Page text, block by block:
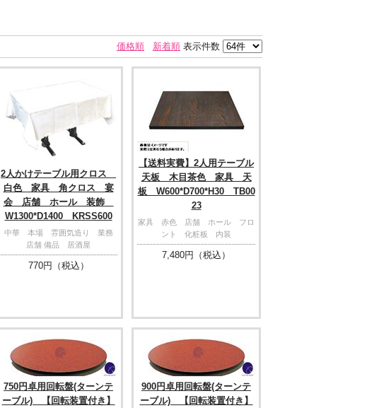
価格順 新着順 表示件数
2人かけテーブル用クロス
白色 家具 角クロス 宴
会 店舗 ホール 装飾
W1300*D1400 KRSS600
中華 本場 雰囲気造り 業務
店舗 備品 居酒屋
770円（税込）
【送料実費】2人用テーブル
天板 木目茶色 家具 天
板 W600*D700*H30 TB00
23
家具 赤色 店舗 ホール フロ
ント 化粧板 内装
7,480円（税込）
750円卓用回転盤(ターンテ
ーブル) 【回転装置付き】
900円卓用回転盤(ターンテ
ーブル) 【回転装置付き】